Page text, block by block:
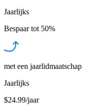
Jaarlijks
Bespaar tot 50%
met een jaarlidmaatschap
Jaarlijks
$24.99/jaar